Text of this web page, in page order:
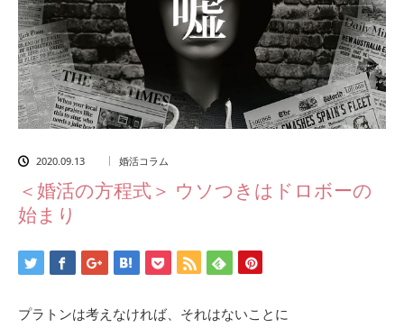
2020.09.13 婚活コラム
＜婚活の方程式＞ ウソつきはドロボーの
始まり
プラトンは考えなければ、それはないことに